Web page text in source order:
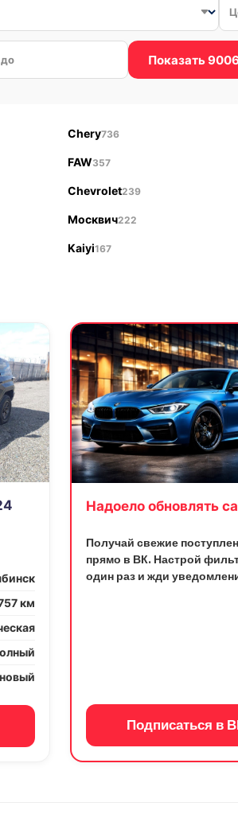
до Показать
Chery736
FAW357
Chevrolet239
Москвич222
Kaiyi167
км
Надоело обновлять
Получай свежие
прямо в ВК. Настрой
один раз и жди
Подписаться в